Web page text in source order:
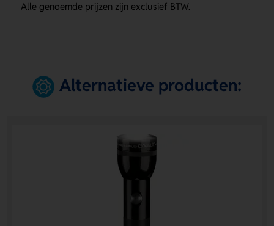
Alle genoemde prijzen zijn exclusief BTW.
Alternatieve producten: